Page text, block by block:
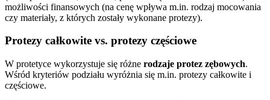
możliwości finansowych (na cenę wpływa m.in. rodzaj mocowania
czy materiały, z których zostały wykonane protezy).
Protezy całkowite vs. protezy częściowe
W protetyce wykorzystuje się różne rodzaje protez zębowych.
Wśród kryteriów podziału wyróżnia się m.in. protezy całkowite i
częściowe.